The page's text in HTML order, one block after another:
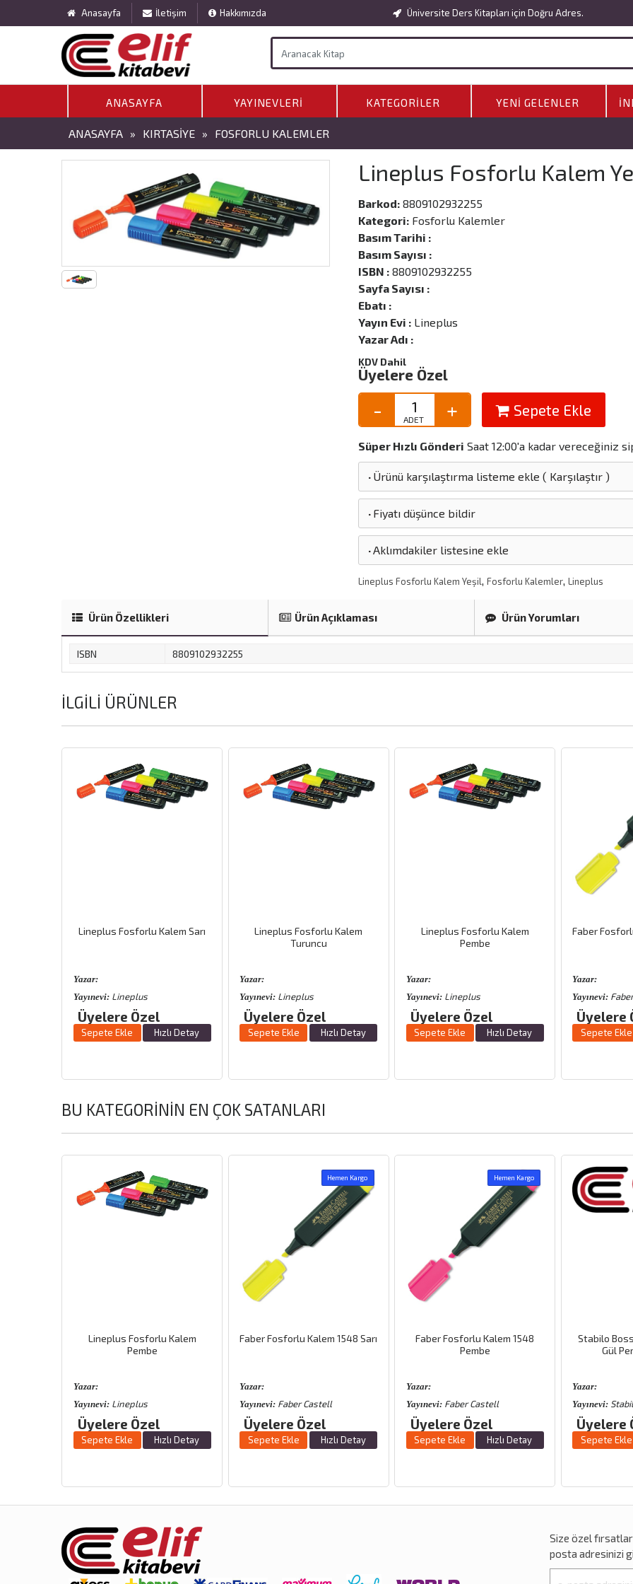
Anasayfa İletişim Hakkımızda Üniversite Ders Kitapları için Doğru Adres.
ANASAYFA YAYINEVLERI KATEGORILER YENI GELENLER
ANASAYFA » KIRTASIYE » FOSFORLU KALEMLER
Lineplus Fosforlu Kalem
Barkod: 8809102932255
Kategori: Fosforlu Kalemler
Basım Tarihi :
Basım Sayısı :
ISBN : 8809102932255
Sayfa Sayısı :
Ebatı :
Yayın Evi : Lineplus
Yazar Adı :
KDV Dahil
Üyelere Özel
Sepete Ekle
Süper Hızlı Gönderi Saat 12:00'a kadar vereceğiniz
· Ürünü karşılaştırma listeme ekle ( Karşılaştır )
· Fiyatı düşünce bildir
·Aklımdakiler listesine ekle
Lineplus Fosforlu Kalem Yeşil, Fosforlu Kalemler, Lineplus
Ürün Özellikleri Ürün Açıklaması Ürün Yorumları
ISBN 8809102932255
İLGILI ÜRÜNLER
Lineplus Fosforlu Kalem
Yayınevi:Lineplus
Üyelere Özel
Sepete Ekle Hızlı Detay
Lineplus Fosforlu Kalem
Pembe
Yayınevi:Lineplus
Üyelere Özel
Sepete Ekle Hızlı Detay
Faber Fosforlu Kalem 1548 Sarı
Yayınevi:Faber Castell
Üyelere Özel
Sepete Ekle Hızlı Detay
BU KATEGORININ EN ÇOK SATANLARI
Faber Fosforlu Kalem 1548 Sarı
Yayınevi:
Üyelere Özel
Sepete Ekle Hızlı Detay
Faber Fosforlu Kalem 1548
Yayınevi:Faber Castell
Üyelere Özel
Sepete Ekle Hızlı Detay
Stabilo Boss Fosforlu Kalem
Gül Pembe Pastel
Yayınevi:Stabilo
Üyelere Özel
Sepete Ekle Hızlı Detay
Size özelfırsatlar
posta adresinizi